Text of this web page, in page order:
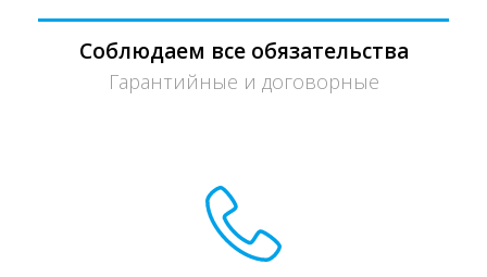
Соблюдаем все обязательства
Гарантийные и договорные